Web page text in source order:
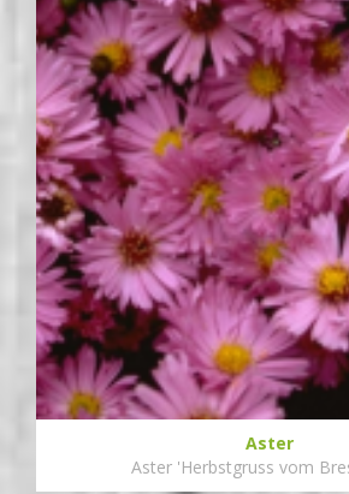
Aster
Aster 'Herbstgruss vom